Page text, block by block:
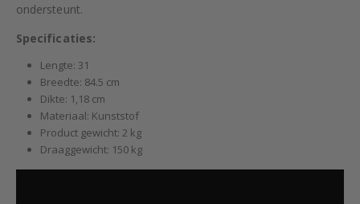
ondersteunt.
Specificaties:
Lengte: 31
Breedte: 84.5 cm
Dikte: 1,18 cm
Materiaal: Kunststof
Product gewicht: 2 kg
Draaggewicht: 150 kg